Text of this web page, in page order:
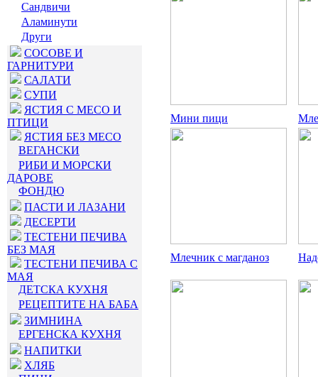
Сандвичи
Аламинути
Други
СОСОВЕ И
ГАРНИТУРИ
САЛАТИ
СУПИ
ЯСТИЯ С МЕСО И
ПТИЦИ
ЯСТИЯ БЕЗ МЕСО
ВЕГАНСКИ
РИБИ И МОРСКИ
ДАРОВЕ
ФОНДЮ
ПАСТИ И ЛАЗАНИ
ДЕСЕРТИ
ТЕСТЕНИ ПЕЧИВА
БЕЗ МАЯ
ТЕСТЕНИ ПЕЧИВА С
МАЯ
ДЕТСКА КУХНЯ
РЕЦЕПТИТЕ НА БАБА
ЗИМНИНА
ЕРГЕНСКА КУХНЯ
НАПИТКИ
ХЛЯБ
Мини пици
Млечник с магданоз